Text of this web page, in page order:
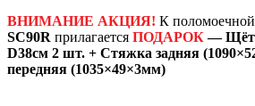
ВНИМАНИЕ АКЦИЯ! К
SC90R прилагается ПОДАРОК—
D38см 2 шт. + Стяжка задняя
передняя (1035×49×3мм)